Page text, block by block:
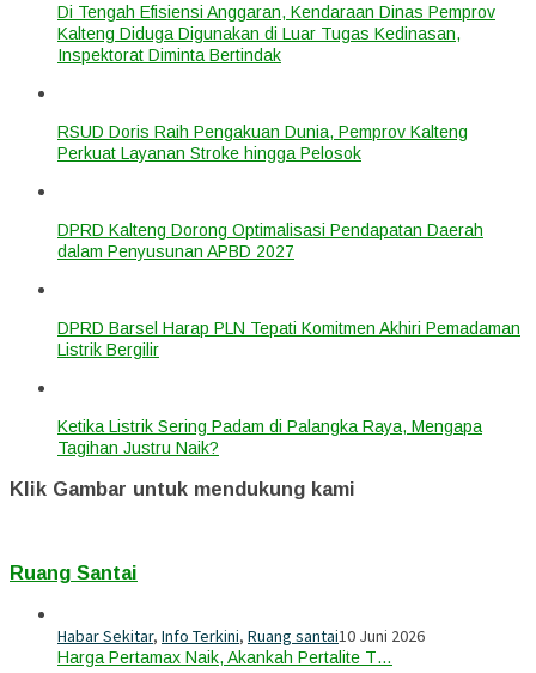
Di Tengah Efisiensi Anggaran, Kendaraan Dinas Pemprov
Kalteng Diduga Digunakan di Luar Tugas Kedinasan,
Inspektorat Diminta Bertindak
RSUD Doris Raih Pengakuan Dunia, Pemprov Kalteng
Perkuat Layanan Stroke hingga Pelosok
DPRD Kalteng Dorong Optimalisasi Pendapatan Daerah
dalam Penyusunan APBD 2027
DPRD Barsel Harap PLN Tepati Komitmen Akhiri Pemadaman
Listrik Bergilir
Ketika Listrik Sering Padam di Palangka Raya, Mengapa
Tagihan Justru Naik?
Klik Gambar untuk mendukung kami
Ruang Santai
Habar Sekitar, Info Terkini, Ruang santai10 Juni 2026
Harga Pertamax Naik, Akankah Pertalite T…